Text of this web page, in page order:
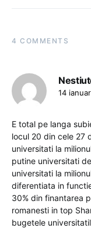
4 COMMENTS
14
E total pe langa
locul 20 din cele 27
universitati la
putine universitati
universitati la
diferentiata in
30% din finantarea
romanesti in top
bugetele